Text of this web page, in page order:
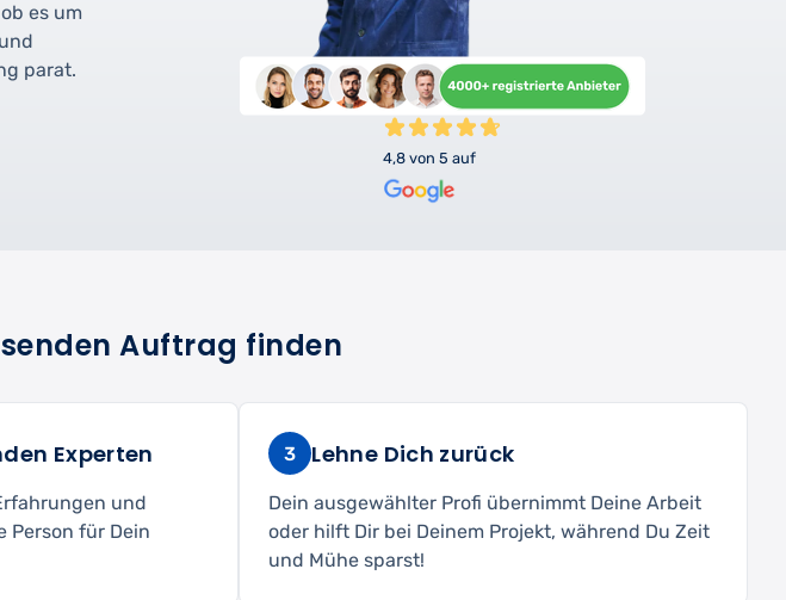
es um
parat.
4,8 von 5 auf
Auftrag finden
Experten
und
Person für Dein
3 Lehne Dich zurück
Dein ausgewählter Profi übernimmt Deine Arbeit
oder hilft Dir bei Deinem Projekt, während Du Zeit
und Mühe sparst!